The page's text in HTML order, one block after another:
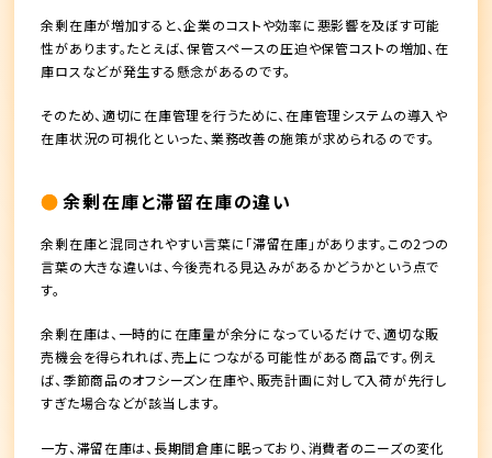
余剰在庫が増加すると、企業のコストや効率に悪影響を及ぼす可能
性があります。たとえば、保管スペースの圧迫や保管コストの増加、在
庫ロスなどが発生する懸念があるのです。
そのため、適切に在庫管理を行うために、在庫管理システムの導入や
在庫状況の可視化といった、業務改善の施策が求められるのです。
余剰在庫と滞留在庫の違い
余剰在庫と混同されやすい言葉に「滞留在庫」があります。この2つの
言葉の大きな違いは、今後売れる見込みがあるかどうかという点で
す。
余剰在庫は、一時的に在庫量が余分になっているだけで、適切な販
売機会を得られれば、売上につながる可能性がある商品です。例え
ば、季節商品のオフシーズン在庫や、販売計画に対して入荷が先行し
すぎた場合などが該当します。
一方、滞留在庫は、長期間倉庫に眠っており、消費者のニーズの変化